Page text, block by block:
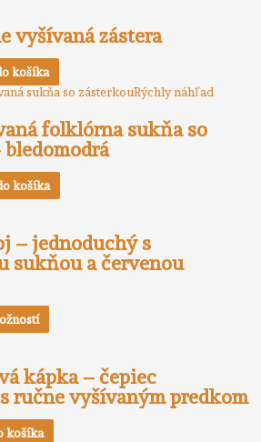
vyšívaná zástera
košíka
Rýchly náhľad
folklórna sukňa so
košíka
– jednoduchý s
sukňou a červenou
kápka – čepiec
ručne vyšívaným predkom
košíka